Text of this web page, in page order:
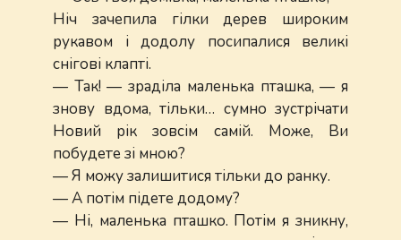
Ніч зачепила гілки дерев широким
рукавом і додолу посипалися великі
снігові клапті.
— Так! — зраділа маленька пташка, — я
знову вдома, тільки… сумно зустрічати
Новий рік зовсім самій. Може, Ви
побудете зі мною?
— Я можу залишитися тільки до ранку.
— А потім підете додому?
— Ні, маленька пташко. Потім я зникну,